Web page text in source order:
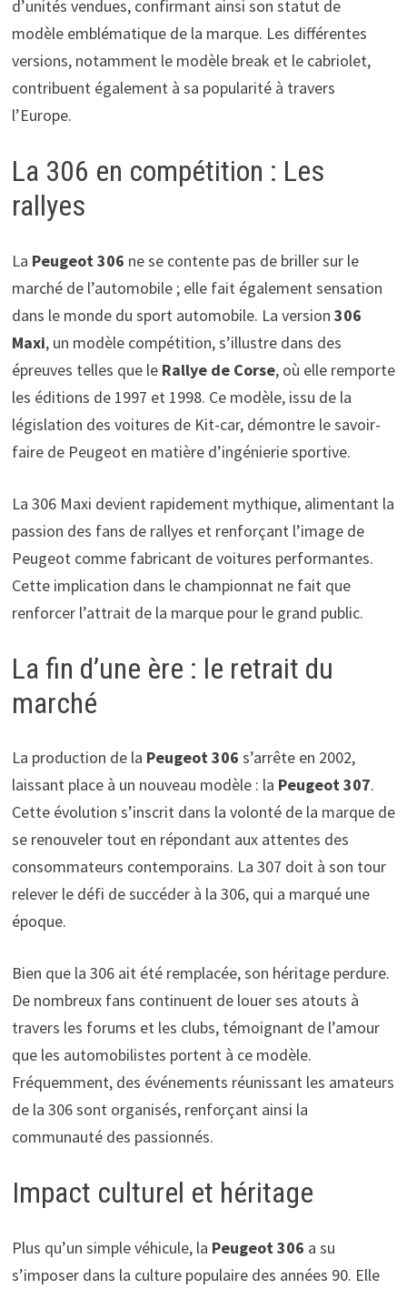
d’unités vendues, confirmant ainsi son statut de
modèle emblématique de la marque. Les différentes
versions, notamment le modèle break et le cabriolet,
contribuent également à sa popularité à travers
l’Europe.
La 306 en compétition : Les
rallyes
La Peugeot 306 ne se contente pas de briller sur le
marché de l’automobile ; elle fait également sensation
dans le monde du sport automobile. La version 306
Maxi, un modèle compétition, s’illustre dans des
épreuves telles que le Rallye de Corse, où elle remporte
les éditions de 1997 et 1998. Ce modèle, issu de la
législation des voitures de Kit-car, démontre le savoir-
faire de Peugeot en matière d’ingénierie sportive.
La 306 Maxi devient rapidement mythique, alimentant la
passion des fans de rallyes et renforçant l’image de
Peugeot comme fabricant de voitures performantes.
Cette implication dans le championnat ne fait que
renforcer l’attrait de la marque pour le grand public.
La fin d’une ère : le retrait du
marché
La production de la Peugeot 306 s’arrête en 2002,
laissant place à un nouveau modèle : la Peugeot 307.
Cette évolution s’inscrit dans la volonté de la marque de
se renouveler tout en répondant aux attentes des
consommateurs contemporains. La 307 doit à son tour
relever le défi de succéder à la 306, qui a marqué une
époque.
Bien que la 306 ait été remplacée, son héritage perdure.
De nombreux fans continuent de louer ses atouts à
travers les forums et les clubs, témoignant de l’amour
que les automobilistes portent à ce modèle.
Fréquemment, des événements réunissant les amateurs
de la 306 sont organisés, renforçant ainsi la
communauté des passionnés.
Impact culturel et héritage
Plus qu’un simple véhicule, la Peugeot 306 a su
s’imposer dans la culture populaire des années 90. Elle